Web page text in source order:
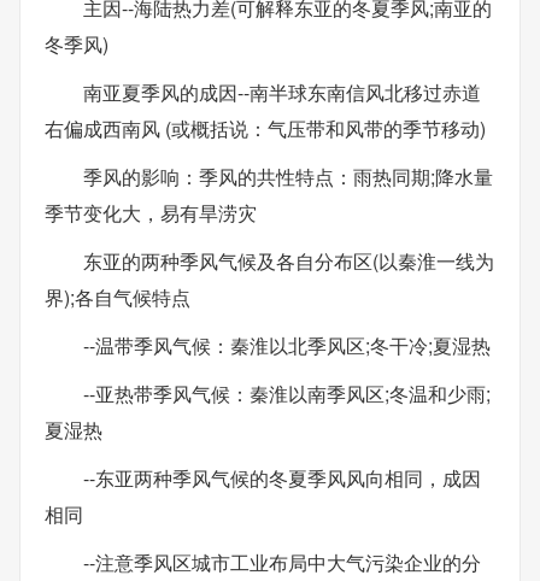
主因--海陆热力差(可解释东亚的冬夏季风;南亚的
冬季风)
南亚夏季风的成因--南半球东南信风北移过赤道
右偏成西南风 (或概括说：气压带和风带的季节移动)
季风的影响：季风的共性特点：雨热同期;降水量
季节变化大，易有旱涝灾
东亚的两种季风气候及各自分布区(以秦淮一线为
界);各自气候特点
--温带季风气候：秦淮以北季风区;冬干冷;夏湿热
--亚热带季风气候：秦淮以南季风区;冬温和少雨;
夏湿热
--东亚两种季风气候的冬夏季风风向相同，成因
相同
--注意季风区城市工业布局中大气污染企业的分